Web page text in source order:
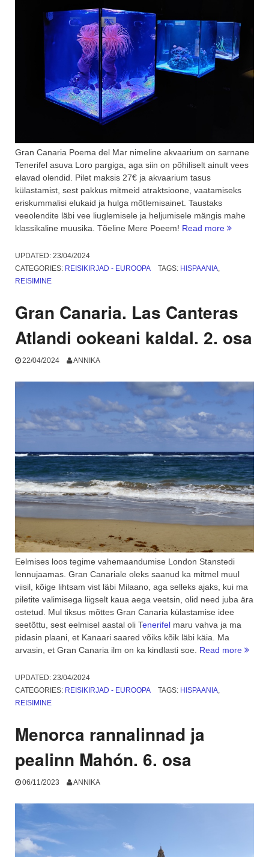
Gran Canaria Poema del Mar nimeline akvaarium on sarnane
Tenerifel asuva Loro pargiga, aga siin on põhiliselt ainult vees
elavad olendid. Pilet maksis 27€ ja akvaarium tasus
külastamist, sest pakkus mitmeid atraktsioone, vaatamiseks
eriskummalisi elukaid ja hulga mõtlemisainet. Taustaks
veeolendite läbi vee liuglemisele ja heljumisele mängis mahe
klassikaline muusika. Tõeline Mere Poeem! Read more “Poema
UPDATED: 23/04/2024
CATEGORIES: REISIKIRJAD - EUROOPA TAGS: HISPAANIA,
REISIMINE
Gran Canaria. Las Canteras
Atlandi ookeani kaldal. 2. osa
22/04/2024 ANNIKA
Eelmises loos tegime vahemaandumise London Stanstedi
lennujaamas. Gran Canariale oleks saanud ka mitmel muul
viisil, kõige lihtsam vist läbi Milaano, aga selleks ajaks, kui ma
piletite valimisega liigselt kaua aega veetsin, olid need juba ära
ostetud. Mul tiksus mõttes Gran Canaria külastamise idee
seetõttu, sest eelmisel aastal oli Tenerifel maru vahva ja ma
pidasin plaani, et Kanaari saared võiks kõik läbi käia. Ma
arvasin, et Gran Canaria ilm on ka kindlasti soe. Read more “Gran
UPDATED: 23/04/2024
CATEGORIES: REISIKIRJAD - EUROOPA TAGS: HISPAANIA,
REISIMINE
Menorca rannalinnad ja
pealinn Mahón. 6. osa
06/11/2023 ANNIKA